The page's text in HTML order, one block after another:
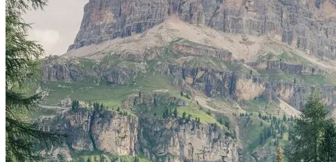
000 KM
Moja korpa za kupovinu